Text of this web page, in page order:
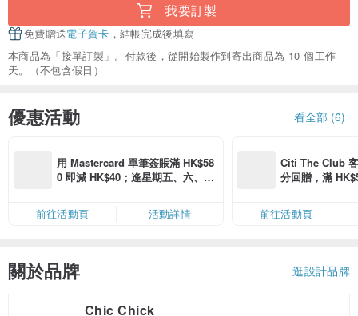
我要訂製
免費贈送電子賀卡 ，結帳完成後填寫
本商品為「接單訂製」。付款後，從開始製作到寄出商品為 10 個工作
天。（不包含假日）
優惠活動 看全部 (6)
用 Mastercard 單筆簽賬滿 HK$58
0 即減 HK$40；逢星期五、六、日
限，額滿即止，僅限「常用信用
卡」結帳）
前往活動頁 活動詳情
Citi The Club
分回贈，滿
前往活動頁
關於品牌 逛設計品牌
Chic Chick